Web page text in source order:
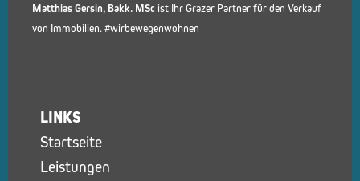
Matthias Gersin, Bakk. MSc ist Ihr Grazer Partner für den Verkauf
von Immobilien. #wirbewegenwohnen
LINKS
Startseite
Leistungen